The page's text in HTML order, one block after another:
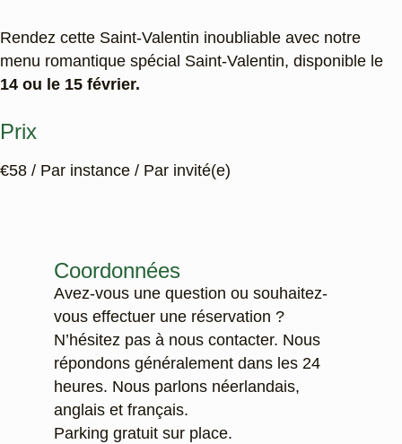
Rendez cette Saint-Valentin inoubliable avec notre
menu romantique spécial Saint-Valentin, disponible le
14 ou le 15 février.
Prix
€58 / Par instance / Par invité(e)
Coordonnées
Avez-vous une question ou souhaitez-
vous effectuer une réservation ?
N’hésitez pas à nous contacter. Nous
répondons généralement dans les 24
heures. Nous parlons néerlandais,
anglais et français.
Parking gratuit sur place.